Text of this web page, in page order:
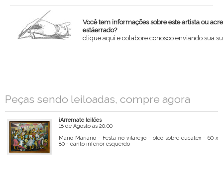
Você tem informações sobre este artista ou
estáerrado?
clique aqui e colabore conosco enviando sua
Mensagem
Peças sendo leiloadas, compre agora
iArremate leilões
18 de Agosto às 20:00
Mário Mariano - Festa no vilareijo - óleo sobre eucatex - 60 x
80 - canto inferior esquerdo